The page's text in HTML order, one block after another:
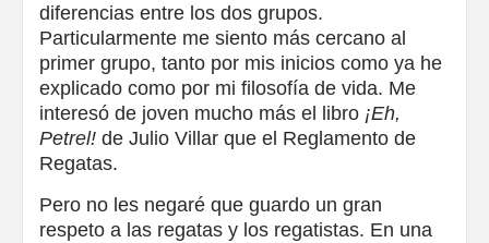
diferencias entre los dos grupos.
Particularmente me siento más cercano al
primer grupo, tanto por mis inicios como ya he
explicado como por mi filosofía de vida. Me
interesó de joven mucho más el libro ¡Eh,
Petrel! de Julio Villar que el Reglamento de
Regatas.
Pero no les negaré que guardo un gran
respeto a las regatas y los regatistas. En una